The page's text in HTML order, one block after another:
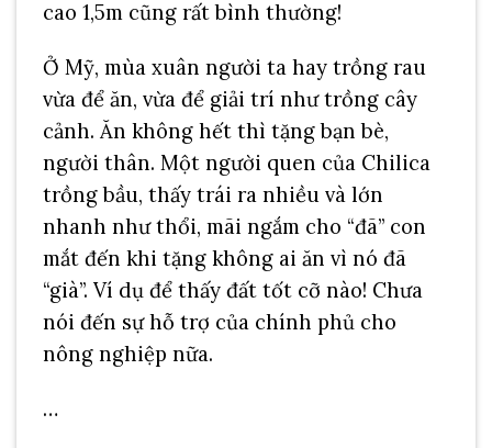
cao 1,5m cũng rất bình thường!
Ở Mỹ, mùa xuân người ta hay trồng rau
vừa để ăn, vừa để giải trí như trồng cây
cảnh. Ăn không hết thì tặng bạn bè,
người thân. Một người quen của Chilica
trồng bầu, thấy trái ra nhiều và lớn
nhanh như thổi, mãi ngắm cho “đã” con
mắt đến khi tặng không ai ăn vì nó đã
“già”. Ví dụ để thấy đất tốt cỡ nào! Chưa
nói đến sự hỗ trợ của chính phủ cho
nông nghiệp nữa.
…